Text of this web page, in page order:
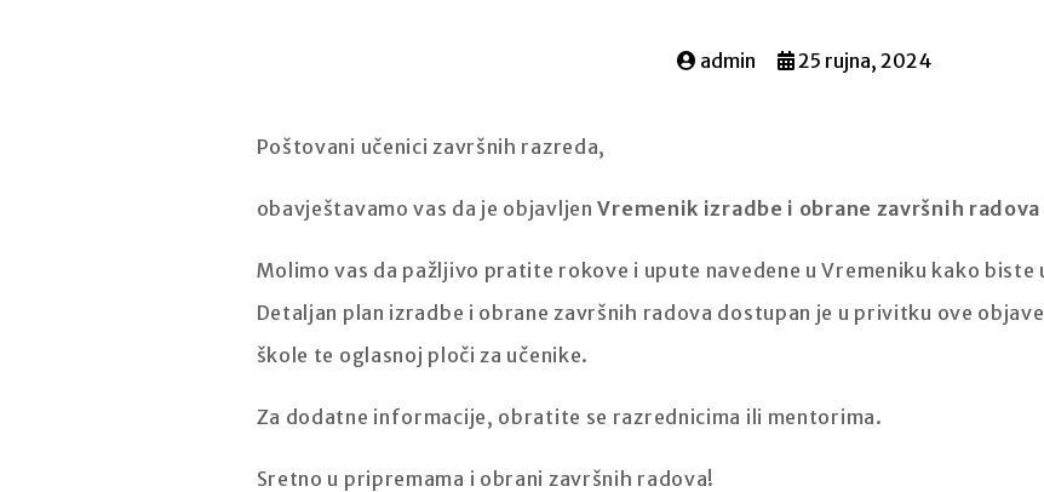
admin 25 rujna, 2024
Poštovani učenici završnih razreda,
obavještavamo vas da je objavljenVremenik izradbe i obrane završnih radova
Molimo vas da pažljivo pratite rokove i upute navedene u Vremeniku kako biste
Detaljan plan izradbe i obrane završnih radova dostupan je u privitku ove
škole te oglasnoj ploči za učenike.
Za dodatne informacije, obratite se razrednicima ili mentorima.
Sretno u pripremama i obrani završnih radova!